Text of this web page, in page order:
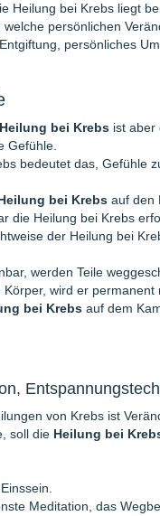
Heilung bei Krebs liegt
persönlichen
persönliches
Heilung bei Krebs ist aber
Gefühle.
bedeutet das, Gefühle
bei Krebs auf den
die Heilung bei Krebs
der Heilung bei
werden Teile
wird er
bei Krebs auf dem
von Krebs ist
soll die Heilung bei
Meditation, das